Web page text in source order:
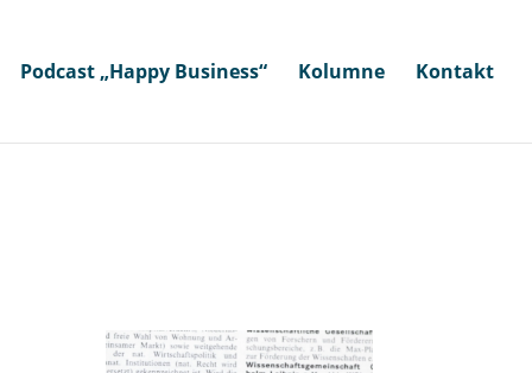
Podcast „Happy Business“ Kolumne Kontakt